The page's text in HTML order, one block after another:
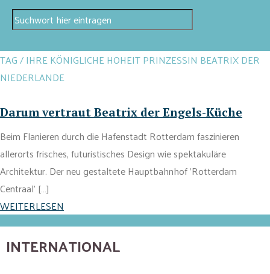
TAG / IHRE KÖNIGLICHE HOHEIT PRINZESSIN BEATRIX DER
NIEDERLANDE
Darum vertraut Beatrix der Engels-Küche
Beim Flanieren durch die Hafenstadt Rotterdam faszinieren
allerorts frisches, futuristisches Design wie spektakuläre
Architektur. Der neu gestaltete Hauptbahnhof 'Rotterdam
Centraal' […]
WEITERLESEN
INTERNATIONAL